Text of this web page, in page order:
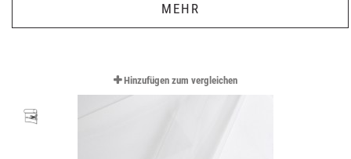
MEHR
Hinzufügen zum vergleichen